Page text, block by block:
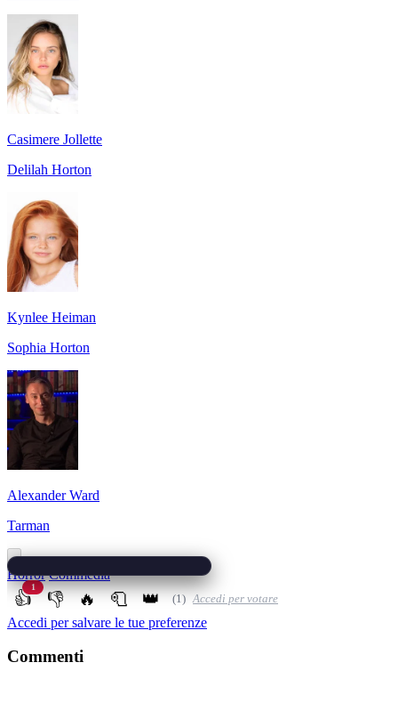
Casimere Jollette
Delilah Horton
Kynlee Heiman
Sophia Horton
Alexander Ward
Tarman
Horror Commedia
👍
1
👎 🔥 🧻 👑 (1) Accedi per votare
Accedi per salvare le tue preferenze
Commenti